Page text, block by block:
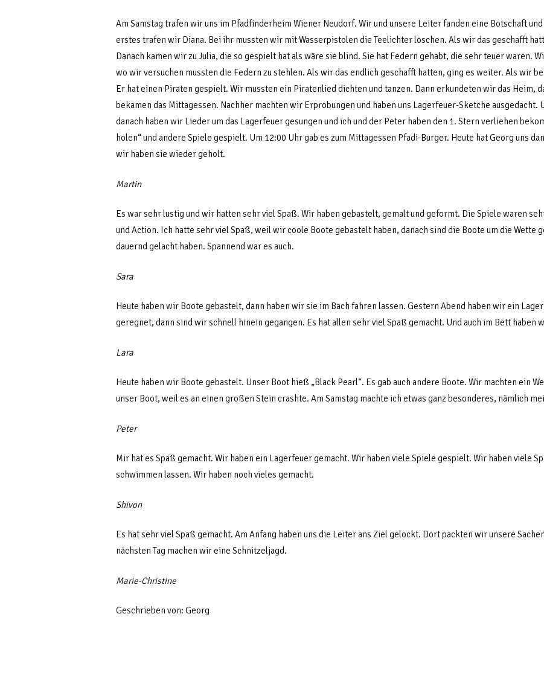
Am Samstag trafen wir uns im Pfadfinderheim Wiener Neudorf. Wir und unsere Leiter fanden eine Botschaft
erstes trafen wir Diana. Bei ihr mussten wir mit Wasserpistolen die Teelichter löschen. Als wir das geschafft
Danach kamen wir zu Julia, die so gespielt hat als wäre sie blind. Sie hat Federn gehabt, die sehr teuer waren.
wo wir versuchen mussten die Federn zu stehlen. Als wir das endlich geschafft hatten, ging es weiter. Als wir
Er hat einen Piraten gespielt. Wir mussten ein Piratenlied dichten und tanzen. Dann erkundeten wir das Heim,
bekamen das Mittagessen. Nachher machten wir Erprobungen und haben uns Lagerfeuer-Sketche ausgedacht.
danach haben wir Lieder um das Lagerfeuer gesungen und ich und der Peter haben den 1. Stern verliehen
holen“ und andere Spiele gespielt. Um 12:00 Uhr gab es zum Mittagessen Pfadi-Burger. Heute hat Georg uns
wir haben sie wieder geholt.
Martin
Es war sehr lustig und wir hatten sehr viel Spaß. Wir haben gebastelt, gemalt und geformt. Die Spiele waren
und Action. Ich hatte sehr viel Spaß, weil wir coole Boote gebastelt haben, danach sind die Boote um die Wette
dauernd gelacht haben. Spannend war es auch.
Sara
Heute haben wir Boote gebastelt, dann haben wir sie im Bach fahren lassen. Gestern Abend haben wir ein
geregnet, dann sind wir schnell hinein gegangen. Es hat allen sehr viel Spaß gemacht. Und auch im Bett haben
Lara
Heute haben wir Boote gebastelt. Unser Boot hieß „Black Pearl“. Es gab auch andere Boote. Wir machten ein
unser Boot, weil es an einen großen Stein crashte. Am Samstag machte ich etwas ganz besonderes, nämlich
Peter
Mir hat es Spaß gemacht. Wir haben ein Lagerfeuer gemacht. Wir haben viele Spiele gespielt. Wir haben viele
schwimmen lassen. Wir haben noch vieles gemacht.
Shivon
Es hat sehr viel Spaß gemacht. Am Anfang haben uns die Leiter ans Ziel gelockt. Dort packten wir unsere
nächsten Tag machen wir eine Schnitzeljagd.
Marie-Christine
Geschrieben von: Georg